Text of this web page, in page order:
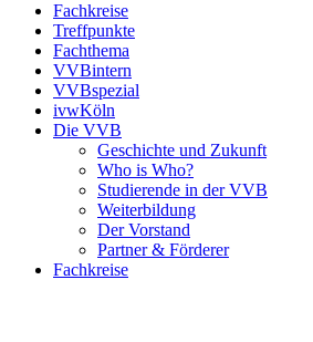
Fachkreise
Treffpunkte
Fachthema
VVBintern
VVBspezial
ivwKöln
Die VVB
Geschichte und Zukunft
Who is Who?
Studierende in der VVB
Weiterbildung
Der Vorstand
Partner & Förderer
Fachkreise